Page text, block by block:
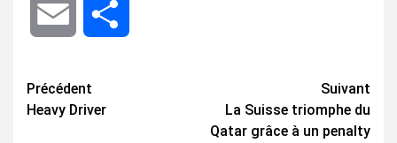
Email
Navigation
d’article
Précédent
Heavy Driver
Suivant
La Suisse triomphe du
Qatar grâce à un penalty